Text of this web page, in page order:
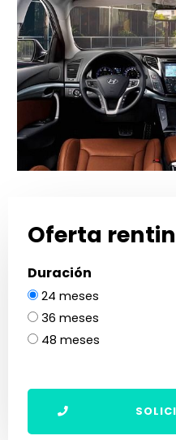
Oferta
Duración
24 meses
36 meses
48 meses